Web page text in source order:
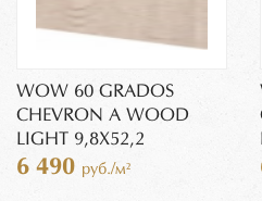
WOW 60 GRADOS
CHEVRON A WOOD
LIGHT 9,8X52,2
6 490 руб./м²